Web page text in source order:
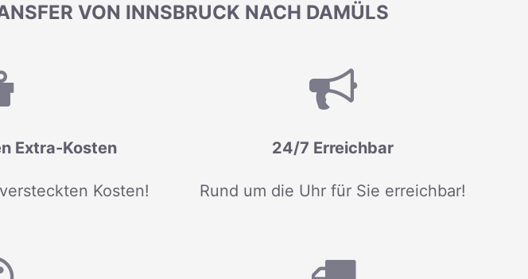
VON INNSBRUCK NACH DAMÜLS
Extra-Kosten
Kosten!
24/7 Erreichbar
Rund um die Uhr für Sie erreichbar!